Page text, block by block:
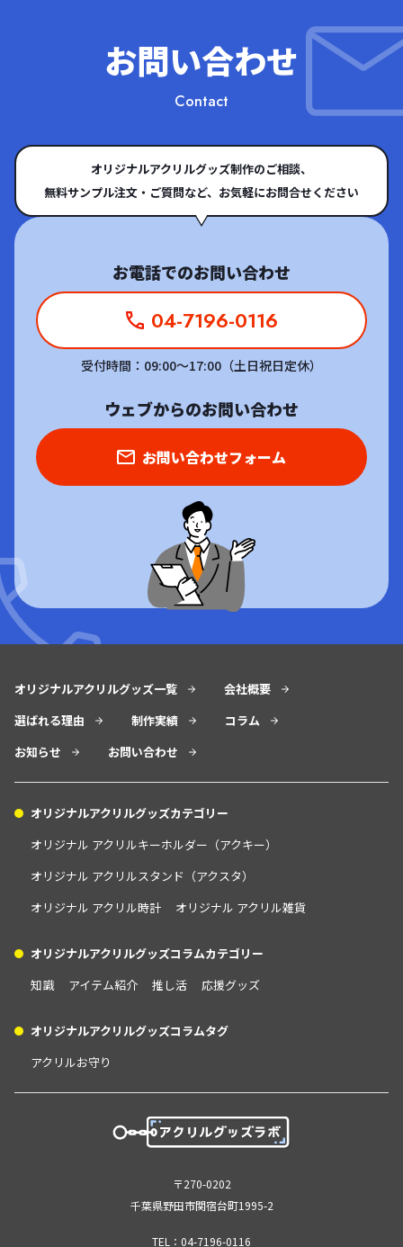
お問い合わせ
Contact
お電話でのお問い合わせ
04-7196-0116
受付時間：09:00～17:00（土日祝日定休）
ウェブからのお問い合わせ
お問い合わせフォーム
オリジナルアクリルグッズ制作のご相談、
無料サンプル注文・ご質問など、お気軽にお問合せください
オリジナルアクリルグッズ一覧
会社概要
選ばれる理由
制作実績
コラム
お知らせ
お問い合わせ
オリジナルアクリルグッズカテゴリー
オリジナル アクリルキーホルダー（アクキー）
オリジナル アクリルスタンド（アクスタ）
オリジナル アクリル時計
オリジナル アクリル雑貨
オリジナルアクリルグッズコラムカテゴリー
知識
アイテム紹介 推し活 応援グッズ
オリジナルアクリルグッズコラムタグ
アクリルお守り
〒270-0202
千葉県野田市関宿台町1995-2
TEL： 04-7196-0116